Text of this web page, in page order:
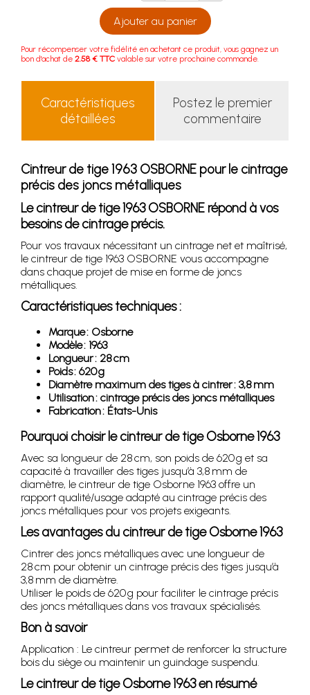
Ajouter au panier
Pour récompenser votre fidélité en achetant ce produit, vous gagnez un
bon d'achat de 2.58 € TTC valable sur votre prochaine commande.
Caractéristiques
détaillées
Postez le premier
commentaire
Cintreur de tige 1963 OSBORNE pour le cintrage
précis des joncs métalliques
Le cintreur de tige 1963 OSBORNE répond à vos
besoins de cintrage précis.
Pour vos travaux nécessitant un cintrage net et maîtrisé,
le cintreur de tige 1963 OSBORNE vous accompagne
dans chaque projet de mise en forme de joncs
métalliques.
Caractéristiques techniques :
Marque : Osborne
Modèle : 1963
Longueur : 28 cm
Poids : 620 g
Diamètre maximum des tiges à cintrer : 3,8 mm
Utilisation : cintrage précis des joncs métalliques
Fabrication : États-Unis
Pourquoi choisir le cintreur de tige Osborne 1963
Avec sa longueur de 28 cm, son poids de 620 g et sa
capacité à travailler des tiges jusqu’à 3,8 mm de
diamètre, le cintreur de tige Osborne 1963 offre un
rapport qualité/usage adapté au cintrage précis des
joncs métalliques pour vos projets exigeants.
Les avantages du cintreur de tige Osborne 1963
Cintrer des joncs métalliques avec une longueur de
28 cm pour obtenir un cintrage précis des tiges jusqu’à
3,8 mm de diamètre.
Utiliser le poids de 620 g pour faciliter le cintrage précis
des joncs métalliques dans vos travaux spécialisés.
Bon à savoir
Application : Le cintreur permet de renforcer la structure
bois du siège ou maintenir un guindage suspendu.
Le cintreur de tige Osborne 1963 en résumé